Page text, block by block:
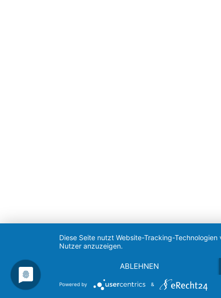
Diese Seite nutzt Website-Tracking-
Nutzer anzuzeigen.
ABLEHNEN
Powered by &